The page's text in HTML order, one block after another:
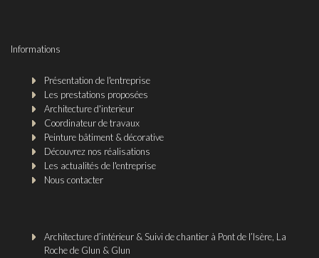
Informations
Présentation de l'entreprise
Les prestations proposées
Architecture d'interieur
Coordinateur de travaux
Peinture bâtiment & décorative
Découvrez nos réalisations
Les actualités de l'entreprise
Nous contacter
Architecture d’intérieur & Suivi de chantier à Pont de l’Isère, La
Roche de Glun & Glun